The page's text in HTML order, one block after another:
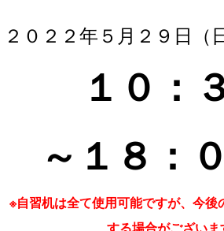
２０２２年５月２９ 日（
１０：
～１８ ：０
※自習机は全て使用可能ですが、今後
する場合がございま